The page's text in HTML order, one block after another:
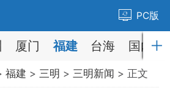
PC版
厦门 福建 台海 国内
福建 > 三明 > 三明新闻 > 正文